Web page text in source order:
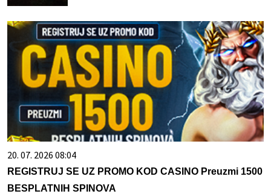
20. 07. 2026 08:04
REGISTRUJ SE UZ PROMO KOD CASINO Preuzmi 1500
BESPLATNIH SPINOVA